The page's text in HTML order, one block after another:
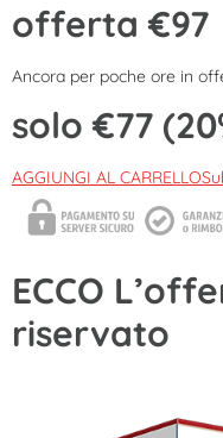
offerta €97
Ancora per poche ore in
solo €77
AGGIUNGI AL
ECCO
riservato